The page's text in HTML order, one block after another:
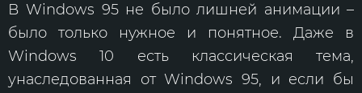
В Windows 95 не было лишней анимации –
было только нужное и понятное. Даже в
Windows 10 есть классическая тема,
унаследованная от Windows 95, и если бы